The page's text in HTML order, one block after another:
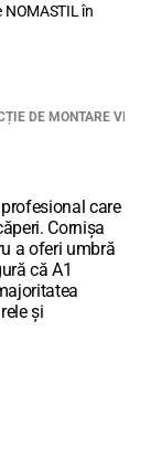
NOMASTIL în
DE MONTARE VIDEO
care
Cornișa
a oferi umbră
că A1
și